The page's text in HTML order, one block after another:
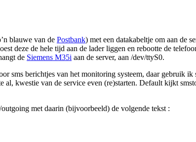
blauwe van de Postbank) met een datakabeltje om aan de
deze de hele tijd aan de lader liggen en rebootte de
de Siemens M35i aan de server, aan /dev/ttyS0.
sms berichtjes van het monitoring systeem, daar gebruik
kwestie van de service even (re)starten. Default kijkt
met daarin (bijvoorbeeld) de volgende tekst :